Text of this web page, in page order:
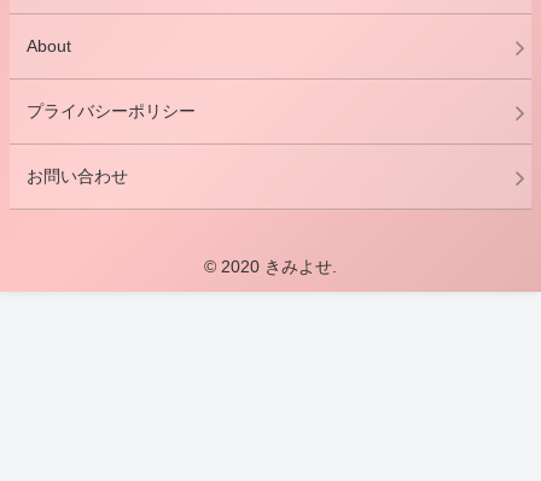
About
プライバシーポリシー
お問い合わせ
© 2020 きみよせ.